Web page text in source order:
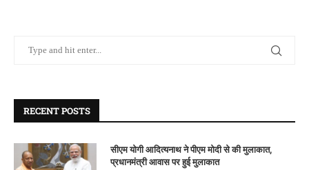
RECENT POSTS
सीएम योगी आदित्यनाथ ने पीएम मोदी से की मुलाकात,
प्रधानमंत्री आवास पर हुई मुलाकात